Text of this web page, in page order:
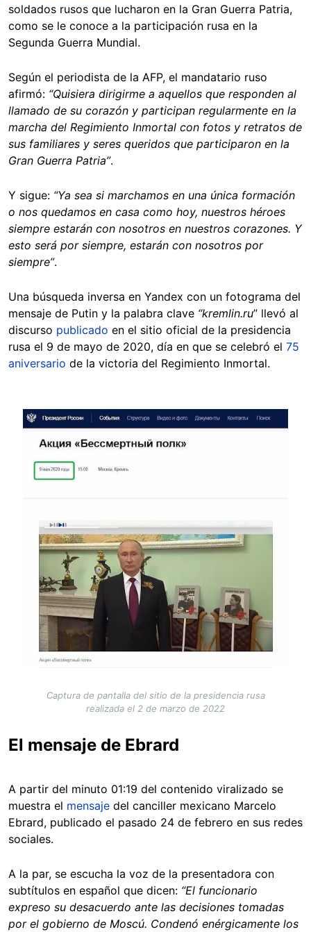
soldados rusos que lucharon en la Gran Guerra Patria,
como se le conoce a la participación rusa en la
Segunda Guerra Mundial.
Según el periodista de la AFP, el mandatario ruso
afirmó: “Quisiera dirigirme a aquellos que responden al
llamado de su corazón y participan regularmente en la
marcha del Regimiento Inmortal con fotos y retratos de
sus familiares y seres queridos que participaron en la
Gran Guerra Patria”.
Y sigue: “Ya sea si marchamos en una única formación
o nos quedamos en casa como hoy, nuestros héroes
siempre estarán con nosotros en nuestros corazones. Y
esto será por siempre, estarán con nosotros por
siempre”.
Una búsqueda inversa en Yandex con un fotograma del
mensaje de Putin y la palabra clave “kremlin.ru” llevó al
discurso publicado en el sitio oficial de la presidencia
rusa el 9 de mayo de 2020, día en que se celebró el 75
aniversario de la victoria del Regimiento Inmortal.
Image
Captura de pantalla del sitio de la presidencia rusa
realizada el 2 de marzo de 2022
El mensaje de Ebrard
A partir del minuto 01:19 del contenido viralizado se
muestra el mensaje del canciller mexicano Marcelo
Ebrard, publicado el pasado 24 de febrero en sus redes
sociales.
A la par, se escucha la voz de la presentadora con
subtítulos en español que dicen: “El funcionario
expreso su desacuerdo ante las decisiones tomadas
por el gobierno de Moscú. Condenó enérgicamente los